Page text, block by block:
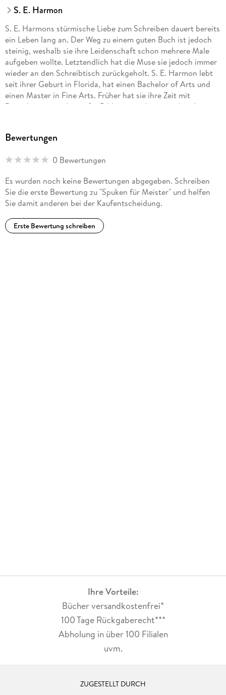
S. E. Harmon
S. E. Harmons stürmische Liebe zum Schreiben dauert bereits
ein Leben lang an. Der Weg zu einem guten Buch ist jedoch
steinig, weshalb sie ihre Leidenschaft schon mehrere Male
aufgeben wollte. Letztendlich hat die Muse sie jedoch immer
wieder an den Schreibtisch zurückgeholt. S. E. Harmon lebt
seit ihrer Geburt in Florida, hat einen Bachelor of Arts und
einen Master in Fine Arts. Früher hat sie ihre Zeit mit
Bewerbungsunterlagen für Bildungszuschüsse verbracht.
American Eskimo Dog auserkoren, der sich bereitwillig ihre
von Hundekeksen stimmt.
Bewertungen
0 Bewertungen
Es wurden noch keine Bewertungen abgegeben. Schreiben
Sie die erste Bewertung zu "Spuken für Meister" und helfen
Sie damit anderen bei der Kaufentscheidung.
Erste Bewertung schreiben
Ihre Vorteile:
Bücher versandkostenfrei*
100 Tage Rückgaberecht***
Abholung in über 100 Filialen
uvm.
ZUGESTELLT DURCH